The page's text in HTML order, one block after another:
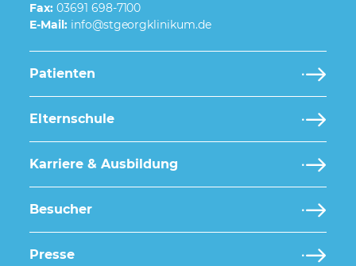
Fax: 03691 698-7100
E-Mail:
Patienten
Elternschule
Karriere & Ausbildung
Besucher
Presse